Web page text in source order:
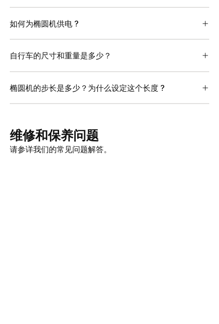
如何为椭圆机供电 ?
自行车的尺寸和重量是多少？
椭圆机的步长是多少？为什么设定这个长度 ?
维修和保养问题
请参详我们的常见问题解答。